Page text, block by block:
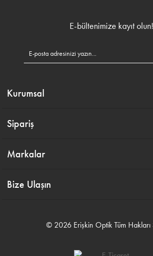
E-bültenimize kayıt olun!
Kurumsal
Sipariş
Markalar
Bize Ulaşın
© 2026 Erişkin Optik Tüm Hakları